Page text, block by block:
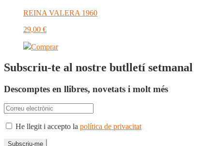
REINA VALERA 1960
29,00 €
Comprar
Subscriu-te al nostre butlletí setmanal
Descomptes en llibres, novetats i molt més
He llegit i accepto la política de privacitat